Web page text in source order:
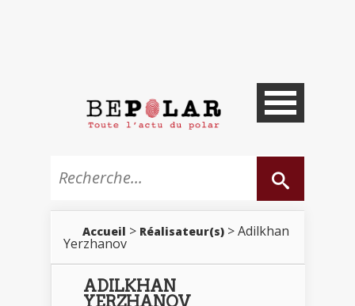
Accueil > Réalisateur(s) > Adilkhan
Yerzhanov
ADILKHAN
YERZHANOV